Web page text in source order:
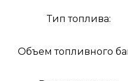
Тип топлива:
Объем топливного